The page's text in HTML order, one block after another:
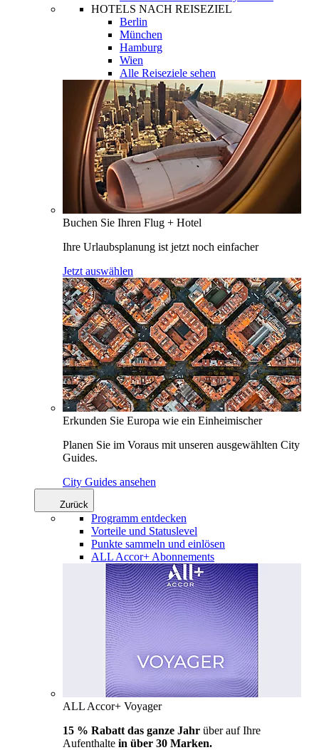
HOTELS NACH REISEZIEL
Berlin
München
Hamburg
Wien
Alle Reiseziele sehen
Buchen Sie Ihren Flug + Hotel
Ihre Urlaubsplanung ist jetzt noch einfacher
Jetzt auswählen
Erkunden Sie Europa wie ein Einheimischer
Planen Sie im Voraus mit unseren ausgewählten City
Guides.
City Guides ansehen
Zurück
Programm entdecken
Vorteile und Statuslevel
Punkte sammeln und einlösen
ALL Accor+ Abonnements
ALL Accor+ Voyager
15 % Rabatt das ganze Jahr über auf Ihre
Aufenthalte in über 30 Marken.